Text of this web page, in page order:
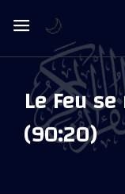
Le Feu
(90:20)
🌙